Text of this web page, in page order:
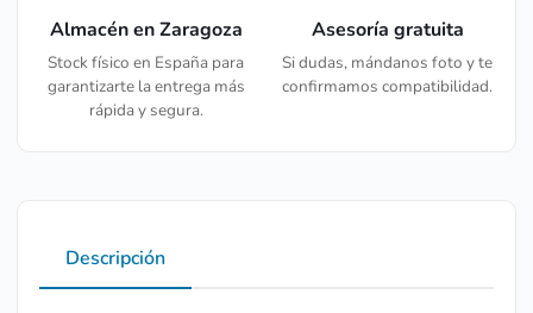
Almacén en Zaragoza
Stock físico en España para
garantizarte la entrega más
rápida y segura.
Asesoría gratuita
Si dudas, mándanos foto y te
confirmamos compatibilidad.
Descripción